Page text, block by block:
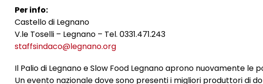
Per info:
Castello di Legnano
V.le Toselli – Legnano – Tel. 0331.471.243
staffsindaco@legnano.org
Il Palio di Legnano e Slow Food Legnano aprono nuovamente le
Un evento nazionale dove sono presenti i migliori produttori di